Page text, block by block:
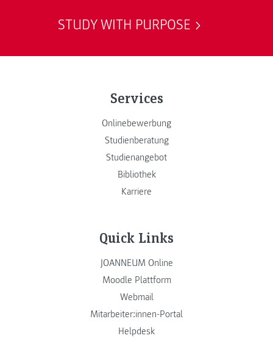
STUDY WITH PURPOSE
Services
Onlinebewerbung
Studienberatung
Studienangebot
Bibliothek
Karriere
Quick Links
JOANNEUM Online
Moodle Plattform
Webmail
Mitarbeiter:innen-Portal
Helpdesk